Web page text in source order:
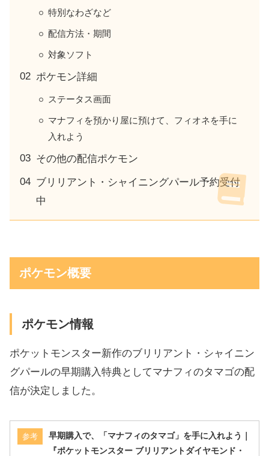
特別なわざなど
配信方法・期間
対象ソフト
ポケモン詳細
ステータス画面
マナフィを預かり屋に預けて、フィオネを手に
入れよう
その他の配信ポケモン
ブリリアント・シャイニングパール予約受付
中
ポケモン概要
ポケモン情報
ポケットモンスター新作のブリリアント・シャイニン
グパールの早期購入特典としてマナフィのタマゴの配
信が決定しました。
参考
早期購入で、「マナフィのタマゴ」を手に入れよう｜
『ポケットモンスター ブリリアントダイヤモンド・